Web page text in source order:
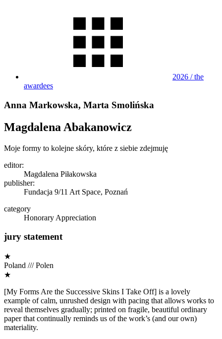
2026 / the
awardees
Anna Markowska, Marta Smolińska
Magdalena Abakanowicz
Moje formy to kolejne skóry, które z siebie zdejmuję
editor:
Magdalena Piłakowska
publisher:
Fundacja 9/11 Art Space, Poznań
category
Honorary Appreciation
jury statement
★
Poland /// Polen
★
[My Forms Are the Successive Skins I Take Off] is a lovely
example of calm, unrushed design with pacing that allows works to
reveal themselves gradually; printed on fragile, beautiful ordinary
paper that continually reminds us of the work’s (and our own)
materiality.